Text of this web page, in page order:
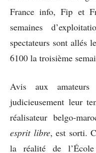
France info, Fip et
semaines
spectateurs sont allés
6100 la troisième
Avis aux
judicieusement leur
réalisateur belgo-
esprit libre, est sorti.
la réalité de